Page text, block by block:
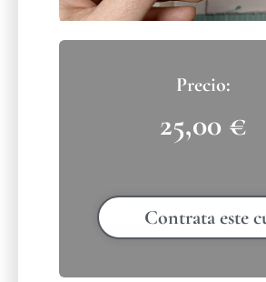
25,00 €
Contrata este